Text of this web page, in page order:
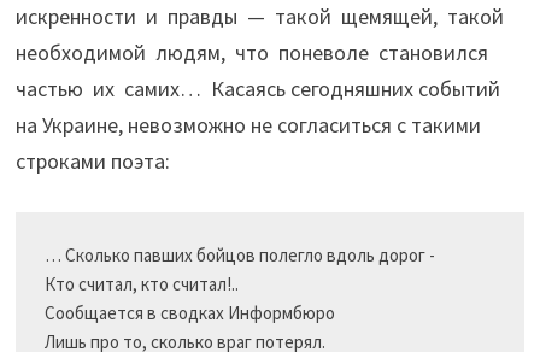
искренности и правды — такой щемящей, такой
необходимой людям, что поневоле становился
частью их самих… Касаясь сегодняшних событий
на Украине, невозможно не согласиться с такими
строками поэта:
… Сколько павших бойцов полегло вдоль дорог -
Кто считал, кто считал!..
Сообщается в сводках Информбюро